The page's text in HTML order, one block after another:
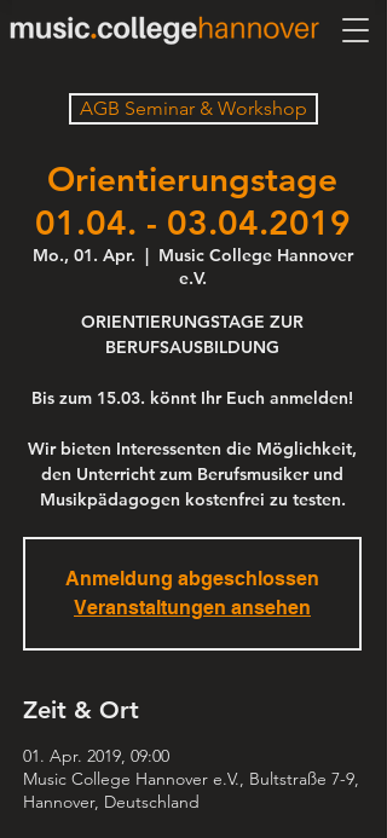
AGB Seminar & Workshop
Orientierungstage
01.04. - 03.04.2019
Mo., 01. Apr.
  |
Music College Hannover
e.V.
ORIENTIERUNGSTAGE ZUR
BERUFSAUSBILDUNG
Bis zum 15.03. könnt Ihr Euch anmelden!
Wir bieten Interessenten die Möglichkeit,
den Unterricht zum Berufsmusiker und
Musikpädagogen kostenfrei zu testen.
Anmeldung abgeschlossen
Veranstaltungen ansehen
Zeit & Ort
01. Apr. 2019, 09:00
Music College Hannover e.V., Bultstraße 7-9,
Hannover, Deutschland